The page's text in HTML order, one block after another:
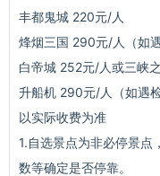
丰都鬼城 220元/人
烽烟三国 290元/人（如
白帝城 252元/人或三峡
升船机 290元/人（如遇
以实际收费为准
1.自选景点为非必停景点
数等确定是否停靠。